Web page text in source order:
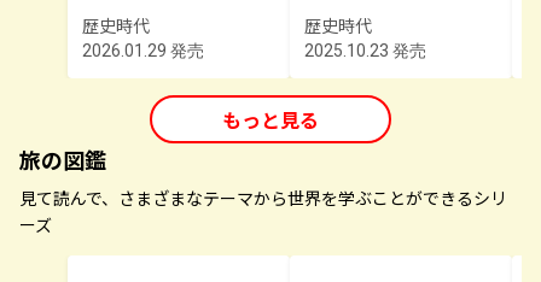
歴史時代
2026.01.29 発売
歴史時代
2025.10.23 発売
もっと見る
旅の図鑑
見て読んで、さまざまなテーマから世界を学ぶことができるシリ
ーズ